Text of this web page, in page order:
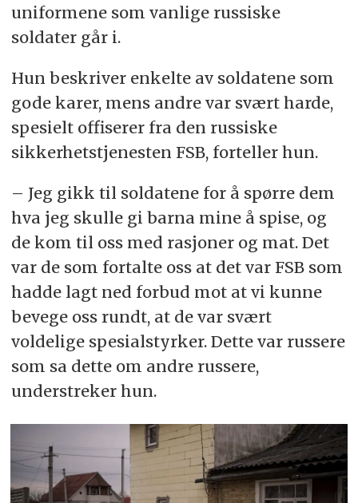
uniformene som vanlige russiske
soldater går i.
Hun beskriver enkelte av soldatene som
gode karer, mens andre var svært harde,
spesielt offiserer fra den russiske
sikkerhetstjenesten FSB, forteller hun.
– Jeg gikk til soldatene for å spørre dem
hva jeg skulle gi barna mine å spise, og
de kom til oss med rasjoner og mat. Det
var de som fortalte oss at det var FSB som
hadde lagt ned forbud mot at vi kunne
bevege oss rundt, at de var svært
voldelige spesialstyrker. Dette var russere
som sa dette om andre russere,
understreker hun.